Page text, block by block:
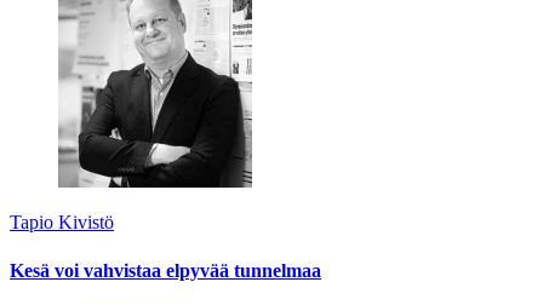
Tapio Kivistö
Kesä voi vahvistaa elpyvää tunnelmaa